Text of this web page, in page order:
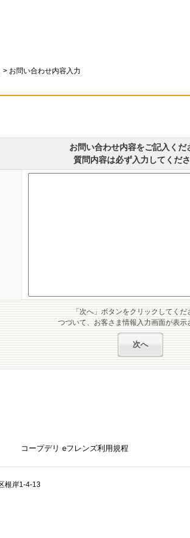
> お問い合わせ内容入力
お問い合わせ内容をご記入くだ
質問内容は必ず入力してくださ
「次へ」ボタンをクリックしてくだ
つづいて、お客さま情報入力画面が表示
コープデリ eフレンズ利用規程
根岸1-4-13